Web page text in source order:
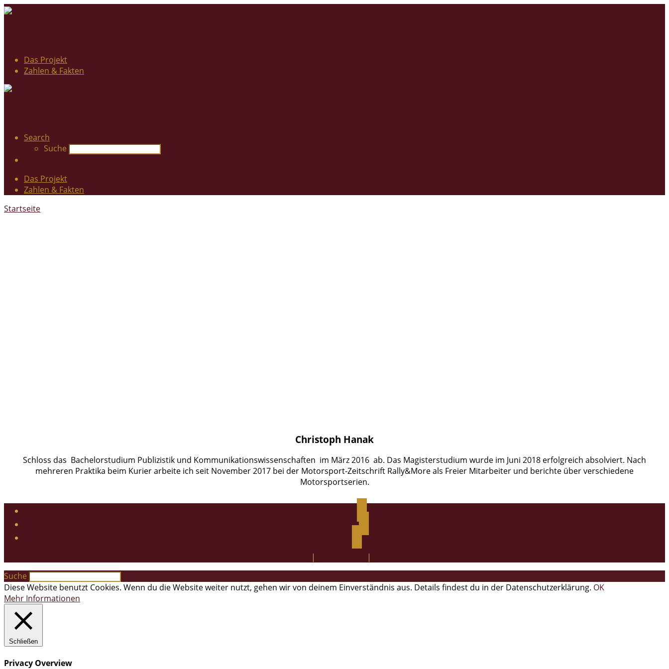
Das Projekt
Zahlen & Fakten
Search
Suche
Das Projekt
Zahlen & Fakten
Startseite
Christoph Hanak
Schloss das Bachelorstudium Publizistik und Kommunikationswissenschaften im März 2016 ab. Das Magisterstudium wurde im Juni 2018 erfolgreich absolviert. Nach
mehreren Praktika beim Kurier arbeite ich seit November 2017 bei der Motorsport-Zeitschrift Rally&More als Freier Mitarbeiter und berichte über verschiedene
Motorsportserien.
instagram
| |
Suche
Diese Website benutzt Cookies. Wenn du die Website weiter nutzt, gehen wir von deinem Einverständnis aus. Details findest du in der Datenschutzerklärung. OK
Mehr Informationen
Schließen
Privacy Overview